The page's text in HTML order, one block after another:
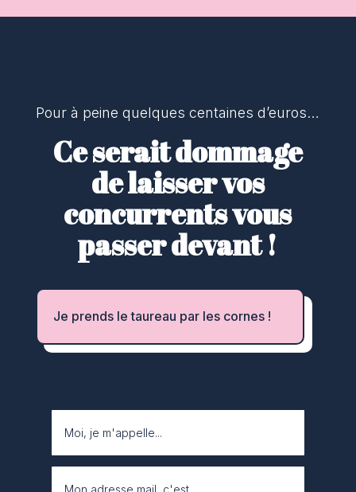
Pour à peine quelques centaines d’euros…
Ce serait dommage
de laisser vos
concurrents vous
passer devant !
Je prends le taureau par les cornes !